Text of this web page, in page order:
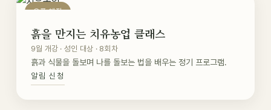
오픈 예정
흙을 만지는 치유농업 클래스
9월 개강 · 성인 대상 · 8회차
흙과 식물을 돌보며 나를 돌보는 법을 배우는 정기 프로그램.
알림 신청